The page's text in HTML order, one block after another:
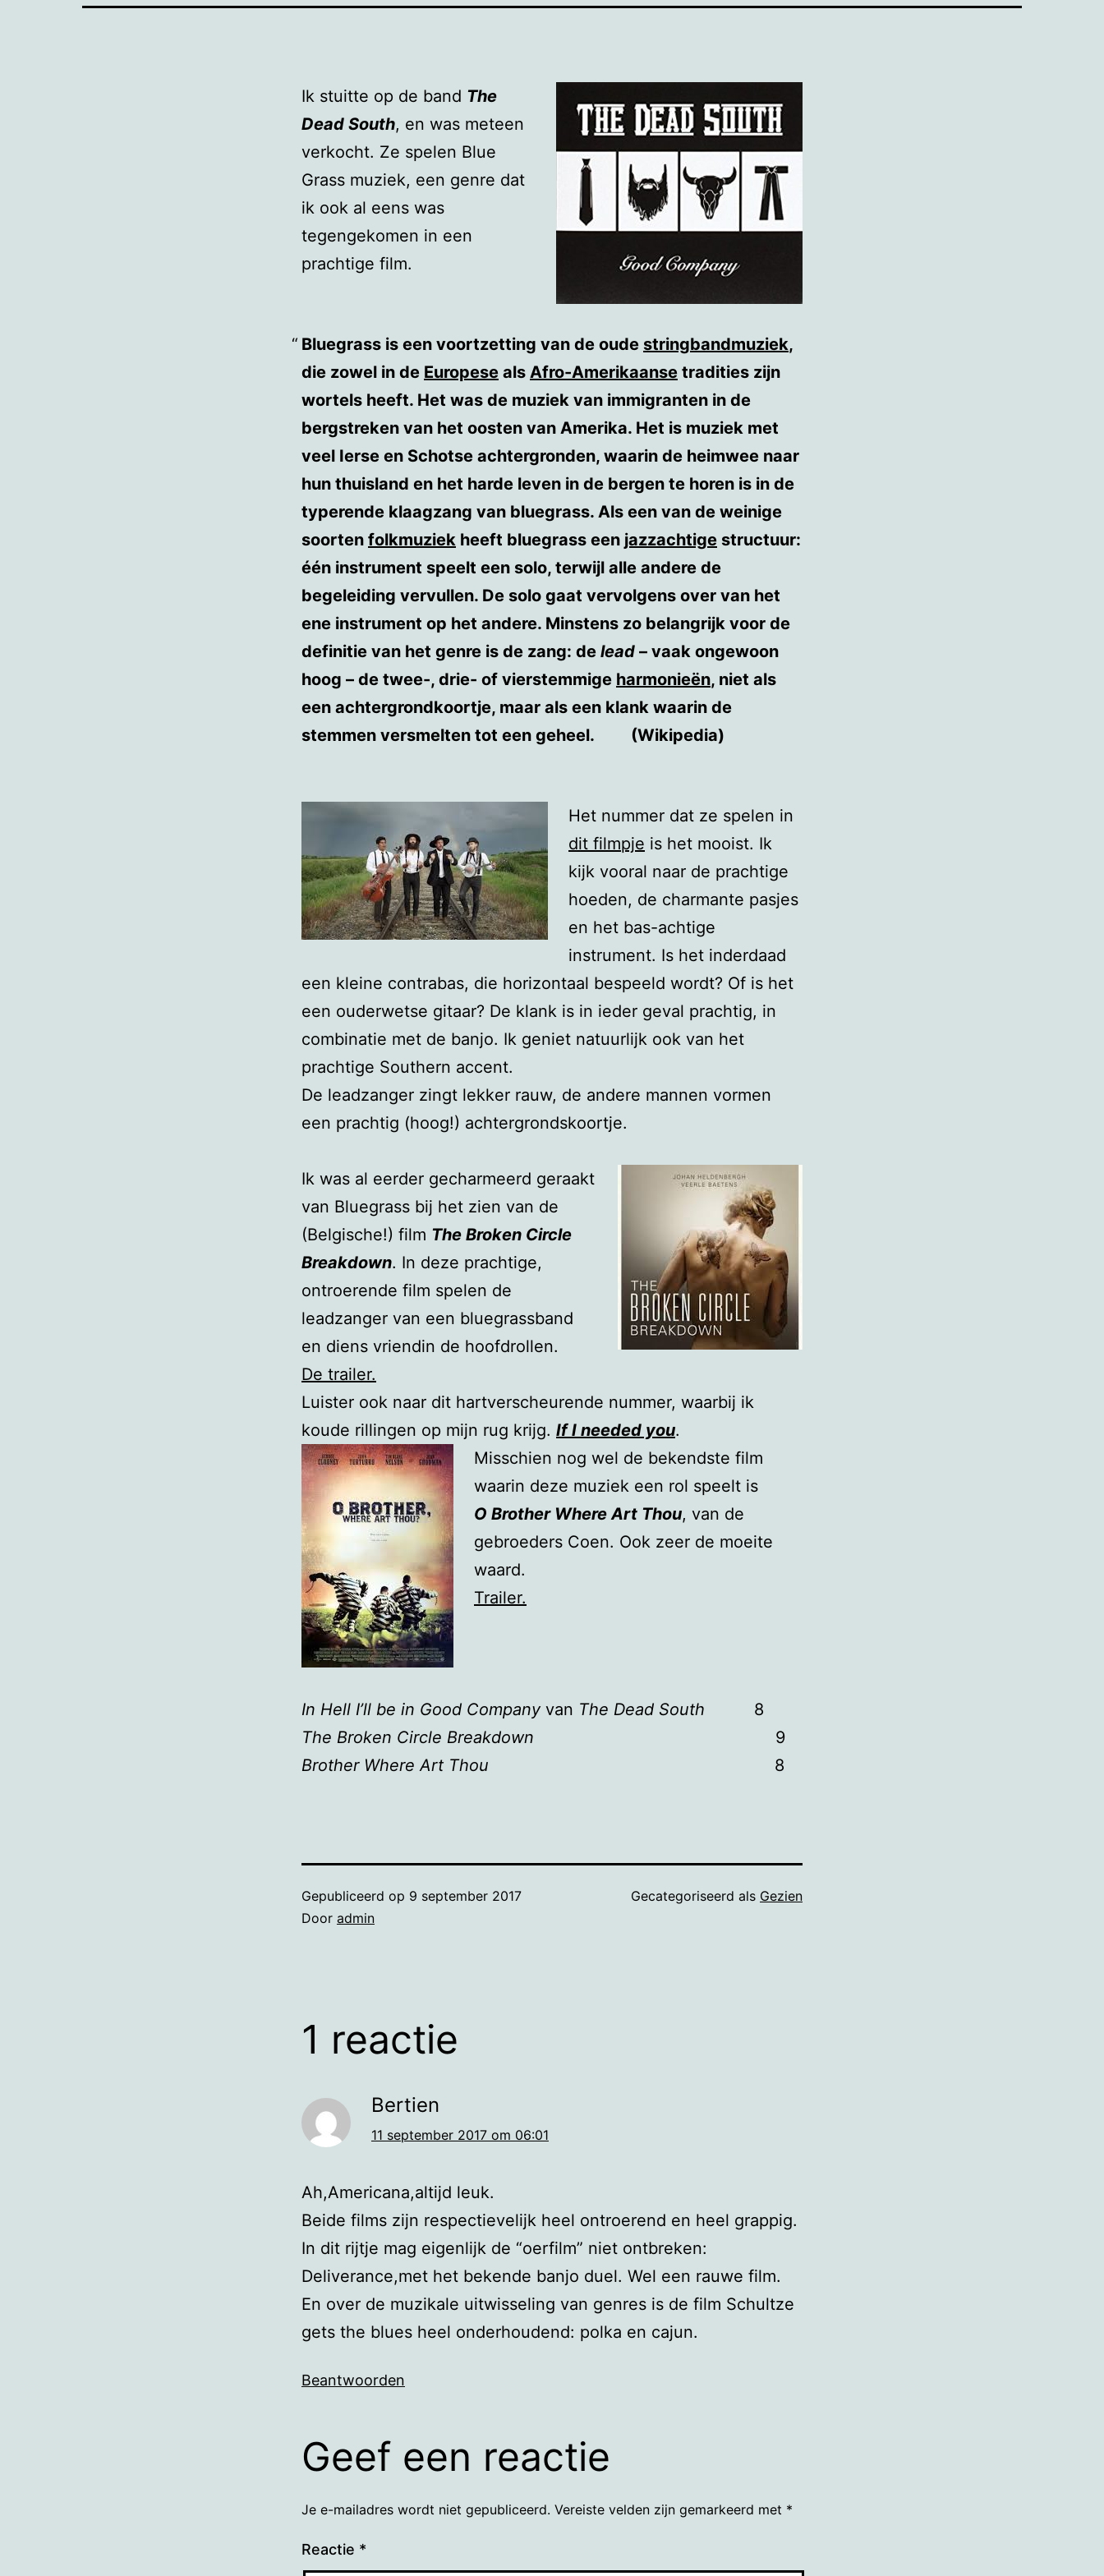
Ik stuitte op de band The
Dead South, en was meteen
verkocht. Ze spelen Blue
Grass muziek, een genre dat
ik ook al eens was
tegengekomen in een
prachtige film.
Bluegrass is een voortzetting van de oude stringbandmuziek,
die zowel in de Europese als Afro-Amerikaanse tradities zijn
wortels heeft. Het was de muziek van immigranten in de
bergstreken van het oosten van Amerika. Het is muziek met
veel Ierse en Schotse achtergronden, waarin de heimwee naar
hun thuisland en het harde leven in de bergen te horen is in de
typerende klaagzang van bluegrass. Als een van de weinige
soorten folkmuziek heeft bluegrass een jazzachtige structuur:
één instrument speelt een solo, terwijl alle andere de
begeleiding vervullen. De solo gaat vervolgens over van het
ene instrument op het andere. Minstens zo belangrijk voor de
definitie van het genre is de zang: de lead – vaak ongewoon
hoog – de twee-, drie- of vierstemmige harmonieën, niet als
een achtergrondkoortje, maar als een klank waarin de
stemmen versmelten tot een geheel. (Wikipedia)
Het nummer dat ze spelen in
dit filmpje is het mooist. Ik
kijk vooral naar de prachtige
hoeden, de charmante pasjes
en het bas-achtige
instrument. Is het inderdaad
een kleine contrabas, die horizontaal bespeeld wordt? Of is het
een ouderwetse gitaar? De klank is in ieder geval prachtig, in
combinatie met de banjo. Ik geniet natuurlijk ook van het
prachtige Southern accent.
De leadzanger zingt lekker rauw, de andere mannen vormen
een prachtig (hoog!) achtergrondskoortje.
Ik was al eerder gecharmeerd geraakt
van Bluegrass bij het zien van de
(Belgische!) film The Broken Circle
Breakdown. In deze prachtige,
ontroerende film spelen de
leadzanger van een bluegrassband
en diens vriendin de hoofdrollen.
De trailer.
Luister ook naar dit hartverscheurende nummer, waarbij ik
koude rillingen op mijn rug krijg. If I needed you.
Misschien nog wel de bekendste film
waarin deze muziek een rol speelt is
O Brother Where Art Thou, van de
gebroeders Coen. Ook zeer de moeite
waard.
Trailer.
In Hell I’ll be in Good Companyvan The Dead South
8
The Broken Circle Breakdown
9
Brother Where Art Thou
8
Gepubliceerd op 9 september 2017
Door admin
Gecategoriseerd als Gezien
1 reactie
Bertien
11 september 2017 om 06:01
Ah,Americana,altijd leuk.
Beide films zijn respectievelijk heel ontroerend en heel grappig.
In dit rijtje mag eigenlijk de “oerfilm” niet ontbreken:
Deliverance,met het bekende banjo duel. Wel een rauwe film.
En over de muzikale uitwisseling van genres is de film Schultze
gets the blues heel onderhoudend: polka en cajun.
Beantwoorden
Geef een reactie
Je e-mailadres wordt niet gepubliceerd. Vereiste velden zijn gemarkeerd met *
Reactie *